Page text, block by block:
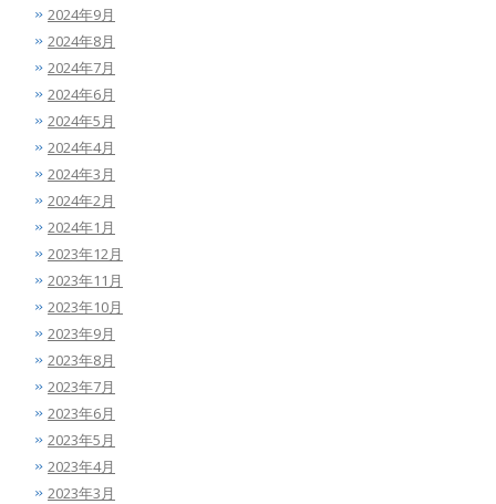
2024年9月
2024年8月
2024年7月
2024年6月
2024年5月
2024年4月
2024年3月
2024年2月
2024年1月
2023年12月
2023年11月
2023年10月
2023年9月
2023年8月
2023年7月
2023年6月
2023年5月
2023年4月
2023年3月